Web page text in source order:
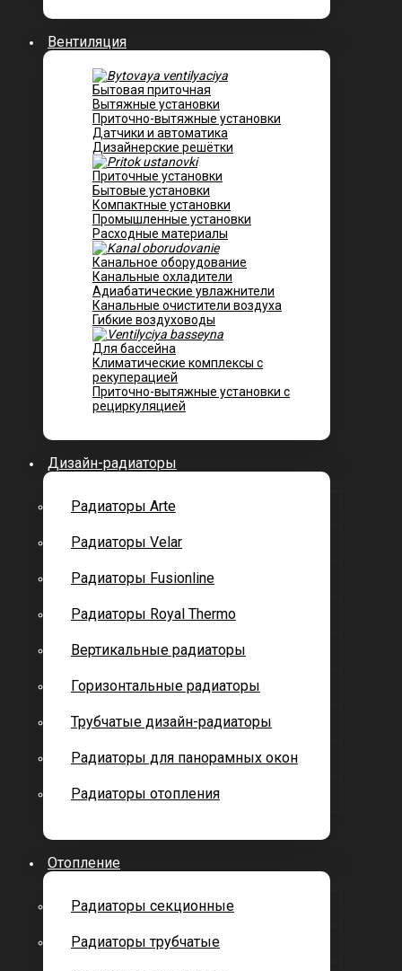
Вентиляция
Бытовая приточная
Вытяжные установки
Приточно-вытяжные установки
Датчики и автоматика
Дизайнерские решётки
Приточные установки
Бытовые установки
Компактные установки
Промышленные установки
Расходные материалы
Канальное оборудование
Канальные охладители
Адиабатические увлажнители
Канальные очистители воздуха
Гибкие воздуховоды
Для бассейна
Климатические комплексы с
рекуперацией
Приточно-вытяжные установки с
рециркуляцией
Дизайн-радиаторы
Радиаторы Arte
Радиаторы Velar
Радиаторы Fusionline
Радиаторы Royal Thermo
Вертикальные радиаторы
Горизонтальные радиаторы
Трубчатые дизайн-радиаторы
Радиаторы для панорамных окон
Радиаторы отопления
Отопление
Радиаторы секционные
Радиаторы трубчатые